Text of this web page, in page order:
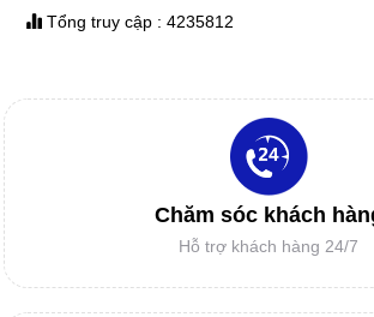
DAO MÁY CẮT RẬP
ĐẦU PHUN HP11
Máy in sơ đồ siêu bền
IN SƠ ĐỒ GIÁ RẺ
MÁY CẮT TỰ ĐỘNG
MỚI CHO DOANH
Tổng truy cập : 4235812
Chăm sóc khách
Hỗ trợ khách hàng 24/7